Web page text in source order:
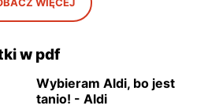
137
w pdf
Wybieram Aldi, bo jest
tanio! - Aldi